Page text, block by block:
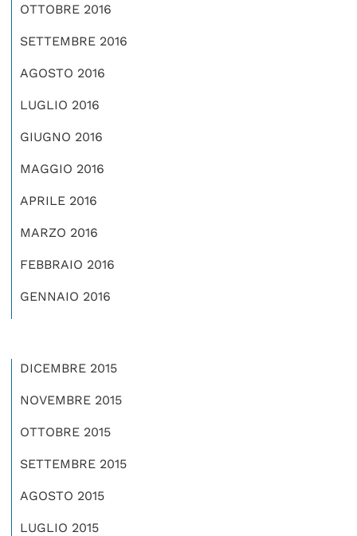
OTTOBRE 2016
SETTEMBRE 2016
AGOSTO 2016
LUGLIO 2016
GIUGNO 2016
MAGGIO 2016
APRILE 2016
MARZO 2016
FEBBRAIO 2016
GENNAIO 2016
DICEMBRE 2015
NOVEMBRE 2015
OTTOBRE 2015
SETTEMBRE 2015
AGOSTO 2015
LUGLIO 2015